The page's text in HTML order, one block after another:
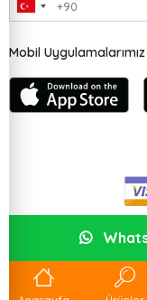
Mobil Uygulamalarımız